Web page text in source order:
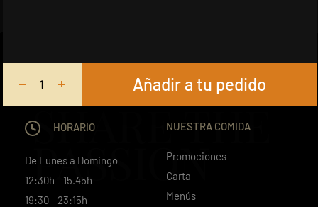
SHARE THE
PASSION
HORARIO
De Lunes a Domingo
12:30h - 15.45h
19:30 - 23:15h
NUESTRA COMIDA
Promociones
Carta
Menús
Añadir a tu pedido